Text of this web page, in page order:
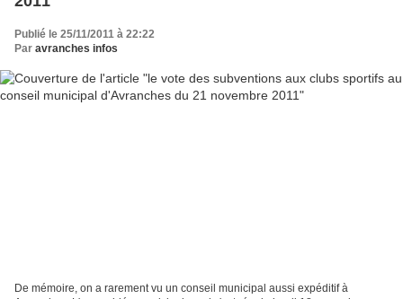
Publié le 25/11/2011 à 22:22
Par avranches infos
De mémoire, on a rarement vu un conseil municipal aussi expéditif à